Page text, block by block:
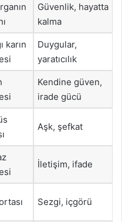
Güvenlik, hayatta
kalma
karın
Duygular,
yaratıcılık
Kendine güven,
irade gücü
Aşk, şefkat
İletişim, ifade
Sezgi, içgörü